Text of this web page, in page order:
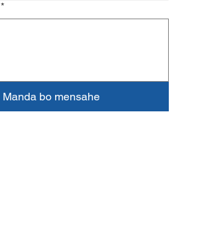
*
Manda bo mensahe